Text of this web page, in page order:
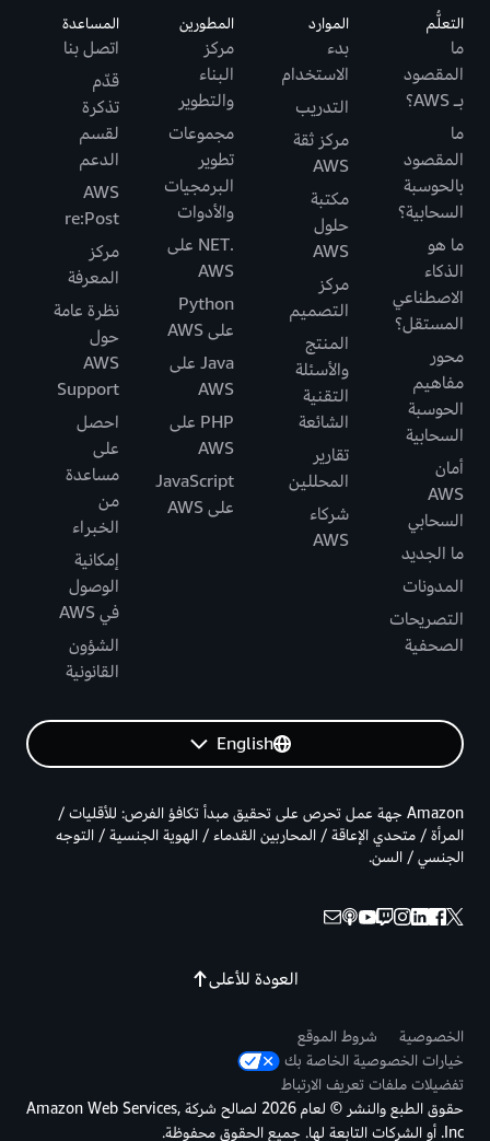
التعلُّم
ما
المقصود
بـ AWS؟
ما
المقصود
بالحوسبة
السحابية؟
ما هو
الذكاء
الاصطناعي
المستقل؟
محور
مفاهيم
الحوسبة
السحابية
أمان
AWS
السحابي
ما الجديد
المدونات
التصريحات
الصحفية
الموارد
بدء
الاستخدام
التدريب
مركز ثقة
AWS
مكتبة
حلول
AWS
مركز
التصميم
المنتج
والأسئلة
التقنية
الشائعة
تقارير
المحللين
شركاء
AWS
المطورين
مركز
البناء
والتطوير
مجموعات
تطوير
البرمجيات
والأدوات
.NET على
AWS
Python
على AWS
Java على
AWS
PHP على
AWS
JavaScript
على AWS
المساعدة
اتصل بنا
قدّم
تذكرة
لقسم
الدعم
AWS
re:Post
مركز
المعرفة
نظرة عامة
حول
AWS
Support
احصل
على
مساعدة
من
الخبراء
إمكانية
الوصول
في AWS
الشؤون
القانونية
English
العودة للأعلى
Amazon جهة عمل تحرص على تحقيق مبدأ تكافؤ الفرص: للأقليات /
المرأة / متحدي الإعاقة / المحاربين القدماء / الهوية الجنسية / التوجه
الجنسي / السن.
الخصوصية
شروط الموقع
خيارات الخصوصية الخاصة بك
تفضيلات ملفات تعريف الارتباط
حقوق الطبع والنشر © لعام 2026 لصالح شركة Amazon Web Services,
Inc. أو الشركات التابعة لها. جميع الحقوق محفوظة.